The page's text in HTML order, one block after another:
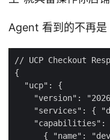
Agent 看到的不再是